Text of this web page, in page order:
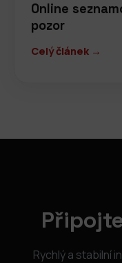
Online
pozor
Celý článek →
Rychlý a stabilní